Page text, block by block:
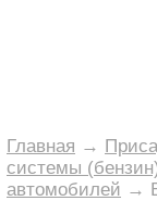
Главная →
системы
автомобилей →